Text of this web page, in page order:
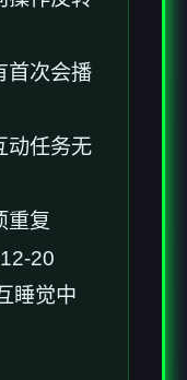
首次会播
动任务无
重复
20
睡觉中